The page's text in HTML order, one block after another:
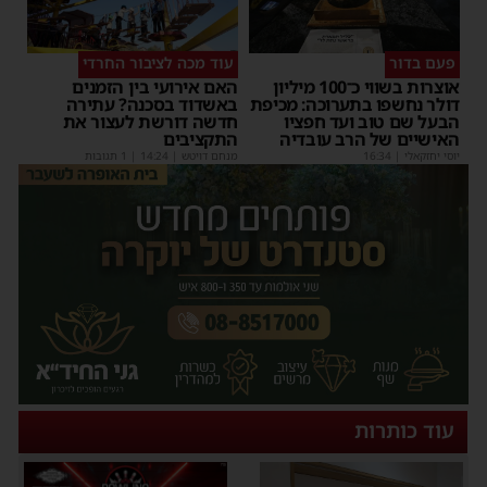
פעם בדור
אוצרות בשווי כ־100 מיליון
דולר נחשפו בתערוכה: מכיפת
הבעל שם טוב ועד חפציו
האישיים של הרב עובדיה
יוסי יחזקאלי 16:34
עוד מכה לציבור החרדי
האם אירועי בין הזמנים
באשדוד בסכנה? עתירה
חדשה דורשת לעצור את
התקציבים
מנחם דויטש 14:24
עוד כותרות